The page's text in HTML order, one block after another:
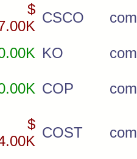
$
CSCO
com
KO
com
COP com
$
COST com